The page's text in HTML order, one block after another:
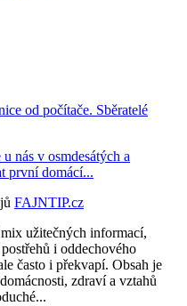
od počítače. Sběratelé
nás v osmdesátých a
první domácí...
FAJNTIP.cz
užitečných informací,
i oddechového
často i překvapí. Obsah je
zdraví a vztahů